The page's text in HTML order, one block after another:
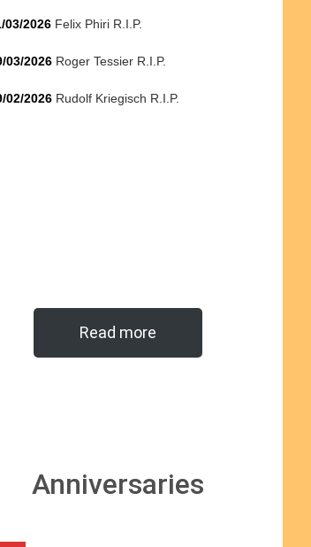
03/2026 Felix Phiri R.I.P.
03/2026 Roger Tessier R.I.P.
02/2026 Rudolf Kriegisch R.I.P.
Read more
Anniversaries